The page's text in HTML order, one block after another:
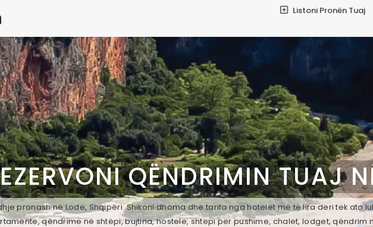
Listoni Pronën Tuaj
QËNDRIMIN TUAJ
pronash në Lode, Shqipëri. Shikoni dhoma dhe tarifa nga hotelet më të lira deri tek ato
qëndrime në shtëpi, bujtina, hostele, shtepi per pushime, chalet, lodget,